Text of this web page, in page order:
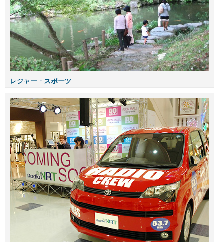
レジャー・スポーツ